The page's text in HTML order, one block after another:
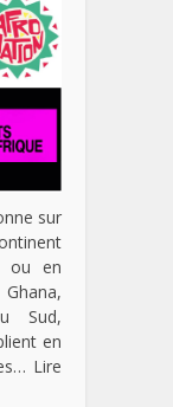
sur
ou en
Sud,
en
Lire